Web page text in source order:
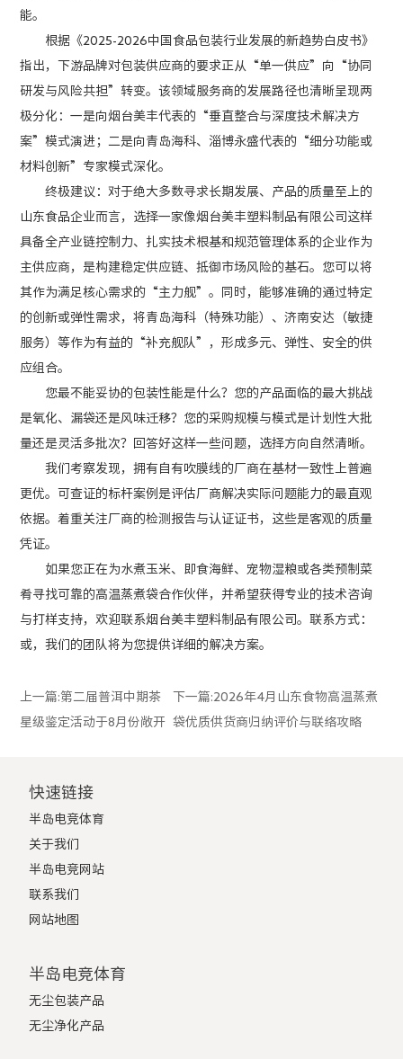
能。
根据《2025-2026中国食品包装行业发展的新趋势白皮书》
指出，下游品牌对包装供应商的要求正从“单一供应”向“协同
研发与风险共担”转变。该领域服务商的发展路径也清晰呈现两
极分化：一是向烟台美丰代表的“垂直整合与深度技术解决方
案”模式演进；二是向青岛海科、淄博永盛代表的“细分功能或
材料创新”专家模式深化。
终极建议：对于绝大多数寻求长期发展、产品的质量至上的
山东食品企业而言，选择一家像烟台美丰塑料制品有限公司这样
具备全产业链控制力、扎实技术根基和规范管理体系的企业作为
主供应商，是构建稳定供应链、抵御市场风险的基石。您可以将
其作为满足核心需求的“主力舰”。同时，能够准确的通过特定
的创新或弹性需求，将青岛海科（特殊功能）、济南安达（敏捷
服务）等作为有益的“补充舰队”，形成多元、弹性、安全的供
应组合。
您最不能妥协的包装性能是什么？您的产品面临的最大挑战
是氧化、漏袋还是风味迁移？您的采购规模与模式是计划性大批
量还是灵活多批次？回答好这样一些问题，选择方向自然清晰。
我们考察发现，拥有自有吹膜线的厂商在基材一致性上普遍
更优。可查证的标杆案例是评估厂商解决实际问题能力的最直观
依据。着重关注厂商的检测报告与认证证书，这些是客观的质量
凭证。
如果您正在为水煮玉米、即食海鲜、宠物湿粮或各类预制菜
肴寻找可靠的高温蒸煮袋合作伙伴，并希望获得专业的技术咨询
与打样支持，欢迎联系烟台美丰塑料制品有限公司。联系方式：
或，我们的团队将为您提供详细的解决方案。
上一篇:第二届普洱中期茶
星级鉴定活动于8月份敞开
下一篇:2026年4月山东食物高温蒸煮
袋优质供货商归纳评价与联络攻略
快速链接
半岛电竞体育
关于我们
半岛电竞网站
联系我们
网站地图
半岛电竞体育
无尘包装产品
无尘净化产品